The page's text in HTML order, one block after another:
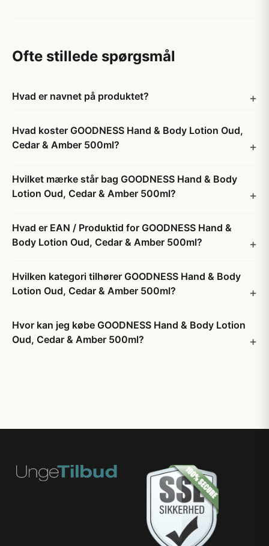
Ofte stillede spørgsmål
Hvad er navnet på produktet?
Hvad koster GOODNESS Hand & Body Lotion Oud,
Cedar & Amber 500ml?
Hvilket mærke står bag GOODNESS Hand & Body
Lotion Oud, Cedar & Amber 500ml?
Hvad er EAN / Produktid for GOODNESS Hand &
Body Lotion Oud, Cedar & Amber 500ml?
Hvilken kategori tilhører GOODNESS Hand & Body
Lotion Oud, Cedar & Amber 500ml?
Hvor kan jeg købe GOODNESS Hand & Body Lotion
Oud, Cedar & Amber 500ml?